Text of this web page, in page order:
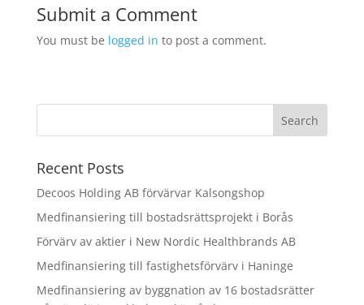
Submit a Comment
You must be logged in to post a comment.
Recent Posts
Decoos Holding AB förvärvar Kalsongshop
Medfinansiering till bostadsrättsprojekt i Borås
Förvärv av aktier i New Nordic Healthbrands AB
Medfinansiering till fastighetsförvärv i Haninge
Medfinansiering av byggnation av 16 bostadsrätter